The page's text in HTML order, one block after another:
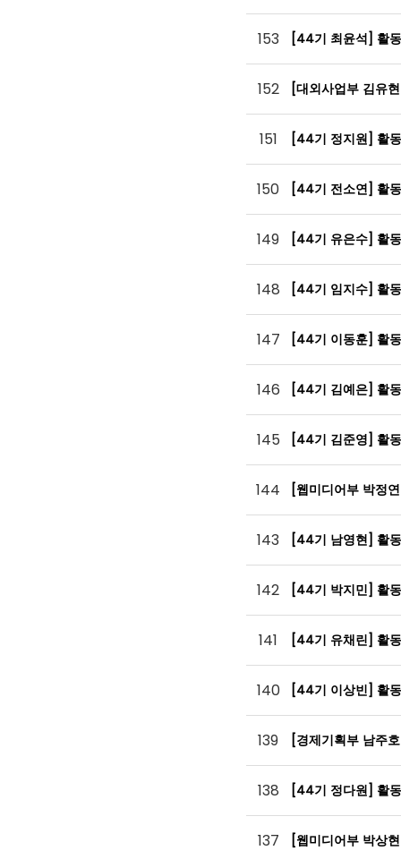
153 [44기 최윤석] 활
152 [대외사업부 김유
151 [44기 정지원] 활
150 [44기 전소연] 활
149 [44기 유은수] 활
148 [44기 임지수] 활
147 [44기 이동훈] 활
146 [44기 김예은] 활
145 [44기 김준영] 활
144 [웹미디어부 박정
143 [44기 남영현] 활
142 [44기 박지민] 활
141 [44기 유채린] 활
140 [44기 이상빈] 활
139 [경제기획부 남주
138 [44기 정다원] 활
137 [웹미디어부 박상